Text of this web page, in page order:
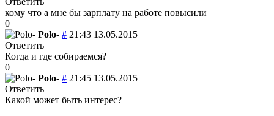
кому что а мне бы зарплату на работе повысили
0
Polo- # 21:43 13.05.2015
Ответить
Когда и где собираемся?
0
Polo- # 21:45 13.05.2015
Ответить
Какой может быть интерес?